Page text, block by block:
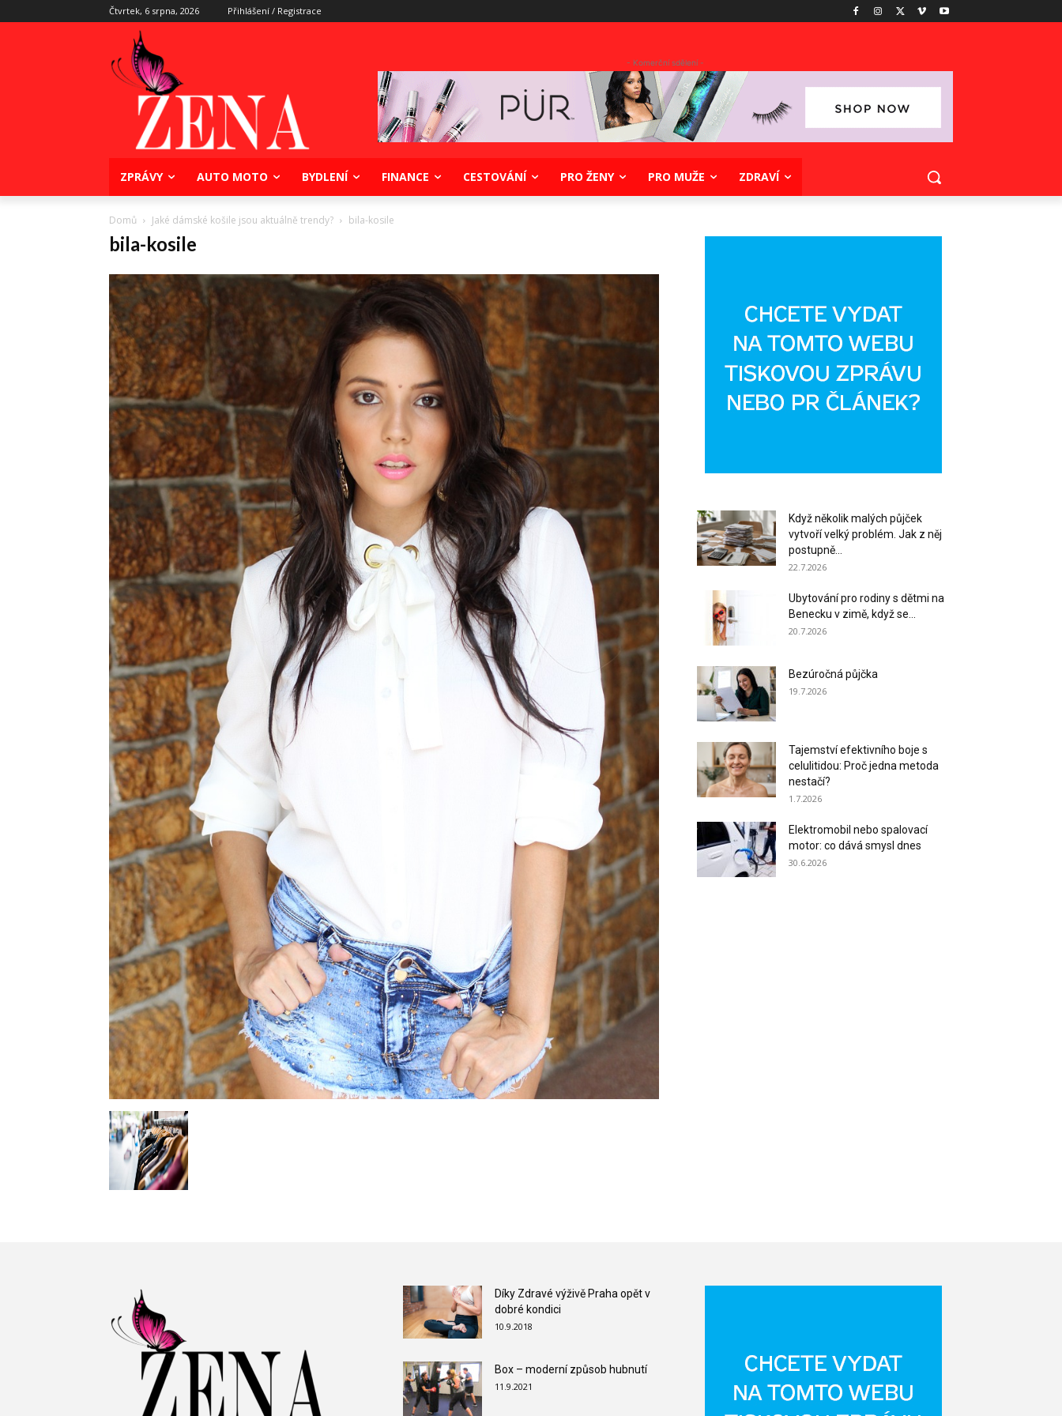
Čtvrtek, 6 srpna, 2026 Přihlášení / Registrace
- Komerční sdělení -
ZPRÁVY AUTO MOTO BYDLENÍ FINANCE CESTOVÁNÍ PRO ŽENY PRO MUŽE ZDRAVÍ
Domů Jaké dámské košile jsou aktuálně trendy? bila-kosile
bila-kosile
Když několik malých půjček
vytvoří velký problém. Jak z něj
postupně...
22.7.2026
Ubytování pro rodiny s dětmi na
Benecku v zimě, když se...
20.7.2026
Bezúročná půjčka
19.7.2026
Tajemství efektivního boje s
celulitidou: Proč jedna metoda
nestačí?
1.7.2026
Elektromobil nebo spalovací
motor: co dává smysl dnes
30.6.2026
Díky Zdravé výživě Praha opět v
dobré kondici
10.9.2018
Box – moderní způsob hubnutí
11.9.2021